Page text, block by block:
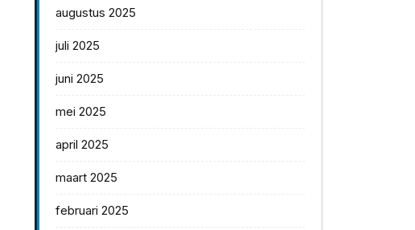
augustus 2025
juli 2025
juni 2025
mei 2025
april 2025
maart 2025
februari 2025